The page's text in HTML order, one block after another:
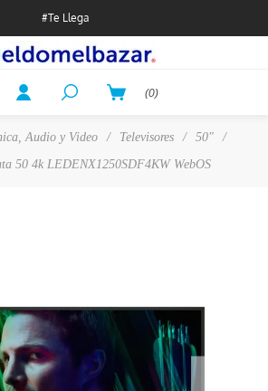
#Te Llega
(0)
Audio y Video / Televisores / 50"
/
50 4k LEDENX1250SDF4KW WebOS